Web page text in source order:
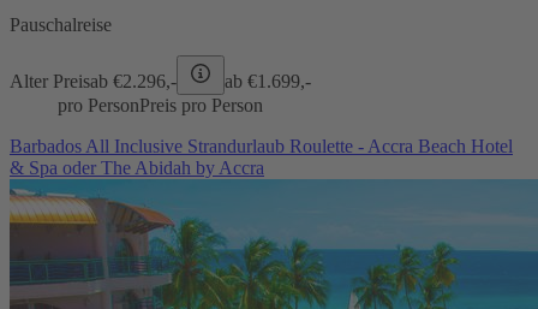
Pauschalreise
Alter Preisab €2.296,- ab €1.699,-
pro PersonPreis pro Person
Barbados All Inclusive Strandurlaub Roulette - Accra Beach Hotel
& Spa oder The Abidah by Accra